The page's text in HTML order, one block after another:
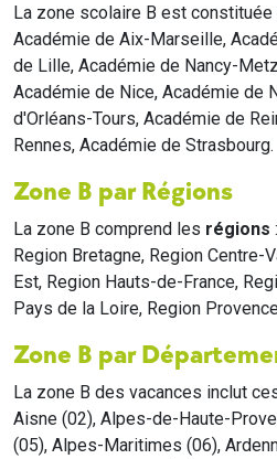
La zone scolaire B est constituée
Académie de Aix-Marseille,
de Lille, Académie de Nancy-
Académie de Nice, Académie de
d'Orléans-Tours, Académie de
Rennes, Académie de Strasbourg.
Zone B par Régions
La zone B comprend les régions :
Region Bretagne, Region Centre-
Est, Region Hauts-de-France,
Pays de la Loire, Region
Zone B par
La zone B des vacances inclut
Aisne (02), Alpes-de-Haute-
(05), Alpes-Maritimes (06),